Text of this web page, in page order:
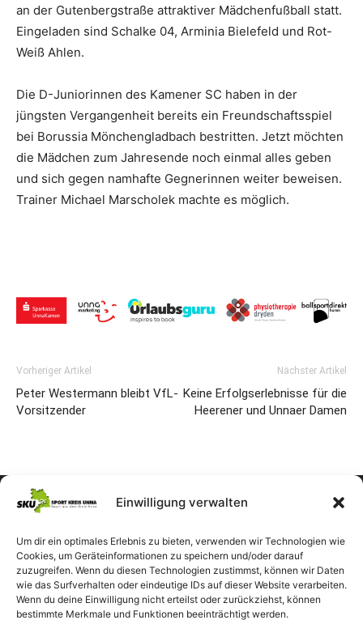
Einwilligung verwalten
Um dir ein optimales Erlebnis zu bieten, verwenden wir Technologien wie
Cookies, um Geräteinformationen zu speichern und/oder darauf
zuzugreifen. Wenn du diesen Technologien zustimmst, können wir Daten
wie das Surfverhalten oder eindeutige IDs auf dieser Website verarbeiten.
Wenn du deine Einwilligung nicht erteilst oder zurückziehst, können
bestimmte Merkmale und Funktionen beeinträchtigt werden.
an der Gutenbergstraße attraktiver Mädchenfußball statt.
Eingeladen sind Schalke 04, Arminia Bielefeld und Rot-
Weiß Ahlen.
Die D-Juniorinnen des Kamener SC haben in der
jüngsten Vergangenheit bereits ein Freundschaftsspiel
bei Borussia Mönchengladbach bestritten. Jetzt möchten
die Mädchen zum Jahresende noch einmal alles geben
und sich gegen namhafte Gegnerinnen weiter beweisen.
Trainer Michael Marscholek machte es möglich.
Vorheriger Artikel
Peter Westermann bleibt VfL-
Vorsitzender
Nächster Artikel
Keine Erfolgserlebnisse für die
Heerener und Unnaer Damen